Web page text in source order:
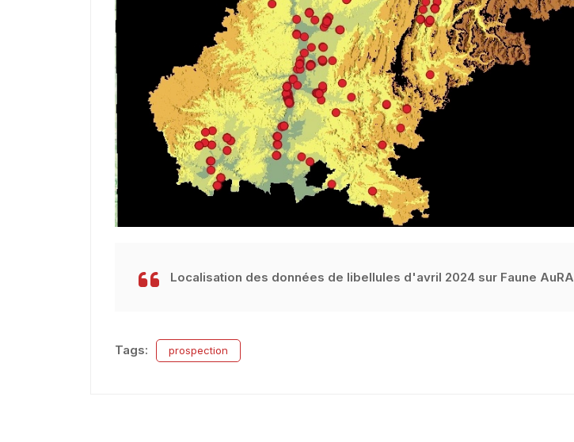
Localisation des données de libellules d'avril 2024 sur Faune AuRA
Tags: prospection